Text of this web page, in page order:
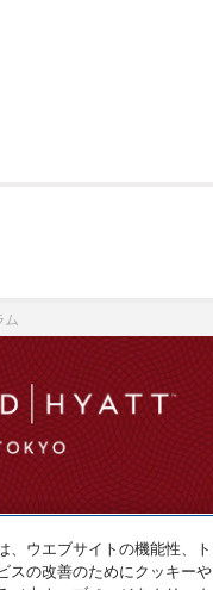
ム
、ウエブサイトの機能性、
スの改善のためにクッキー